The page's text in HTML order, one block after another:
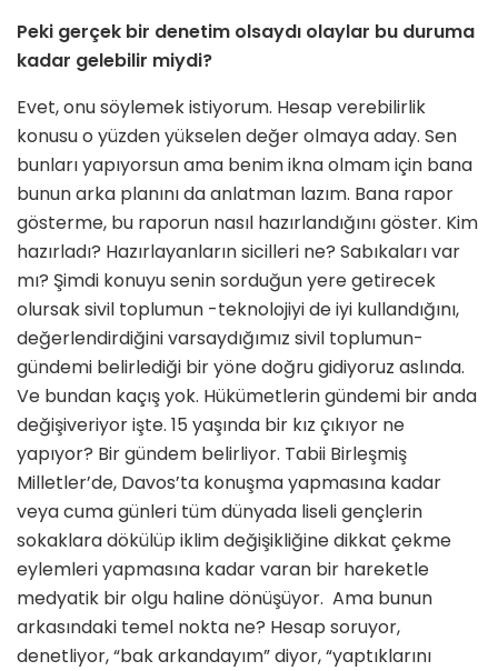
Peki gerçek bir denetim olsaydı olaylar bu duruma
kadar gelebilir miydi?
Evet, onu söylemek istiyorum. Hesap verebilirlik
konusu o yüzden yükselen değer olmaya aday. Sen
bunları yapıyorsun ama benim ikna olmam için bana
bunun arka planını da anlatman lazım. Bana rapor
gösterme, bu raporun nasıl hazırlandığını göster. Kim
hazırladı? Hazırlayanların sicilleri ne? Sabıkaları var
mı? Şimdi konuyu senin sorduğun yere getirecek
olursak sivil toplumun -teknolojiyi de iyi kullandığını,
değerlendirdiğini varsaydığımız sivil toplumun-
gündemi belirlediği bir yöne doğru gidiyoruz aslında.
Ve bundan kaçış yok. Hükümetlerin gündemi bir anda
değişiveriyor işte. 15 yaşında bir kız çıkıyor ne
yapıyor? Bir gündem belirliyor. Tabii Birleşmiş
Milletler’de, Davos’ta konuşma yapmasına kadar
veya cuma günleri tüm dünyada liseli gençlerin
sokaklara dökülüp iklim değişikliğine dikkat çekme
eylemleri yapmasına kadar varan bir hareketle
medyatik bir olgu haline dönüşüyor. Ama bunun
arkasındaki temel nokta ne? Hesap soruyor,
denetliyor, “bak arkandayım” diyor, “yaptıklarını